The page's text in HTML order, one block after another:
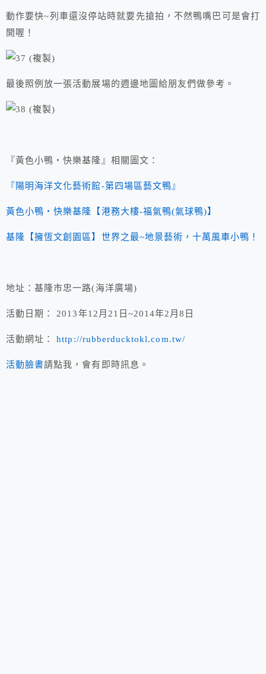
動作要快~列車還沒停站時就要先搶拍，不然鴨嘴巴可是會打
開喔！
最後照例放一張活動展場的週邊地圖給朋友們做參考。
『黃色小鴨‧快樂基隆』相關圖文：
『陽明海洋文化藝術館-第四場區藝文鴨』
黃色小鴨‧快樂基隆【港務大樓-福氣鴨(氣球鴨)】
基隆【擁恆文創園區】世界之最~地景藝術，十萬風車小鴨！
地址：基隆市忠一路(海洋廣場)
活動日期： 2013年12月21日~2014年2月8日
活動網址：http://rubberducktokl.com.tw/
活動臉書請點我，會有即時訊息。